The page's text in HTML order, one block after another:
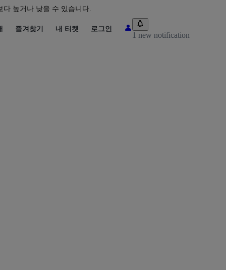
높거나 낮을 수 있습니다.
즐겨찾기 내 티켓 로그인
1 new notification